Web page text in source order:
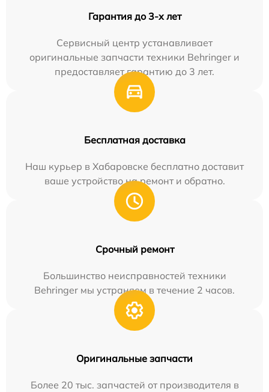
Гарантия до 3-х лет
Сервисный центр устанавливает
оригинальные запчасти техники Behringer и
предоставляет гарантию до 3 лет.
Бесплатная доставка
Наш курьер в Хабаровске бесплатно доставит
ваше устройство на ремонт и обратно.
Срочный ремонт
Большинство неисправностей техники
Behringer мы устраняем в течение 2 часов.
Оригинальные запчасти
Более 20 тыс. запчастей от производителя в